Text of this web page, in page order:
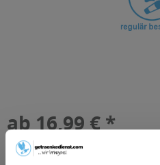
ab 16,99 € *
Inhalt:
inkl. MwSt.ggf. zzgl. Erschwerniszuschlag